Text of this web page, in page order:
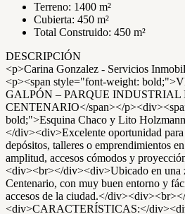
Terreno: 1400 m²
Cubierta: 450 m²
Total Construido: 450 m²
DESCRIPCIÓN
<p>Carina Gonzalez - Servicios
<p><span style="font-weight:
GALPÓN – PARQUE INDUSTRIAL
CENTENARIO</span></
bold;">Esquina Chaco y Lito
</div><div>Excelente oportunidad para
depósitos, talleres o emprendimientos
amplitud, accesos cómodos y
<div><br></div><div>Ubicado en una
Centenario, con muy buen entorno y
accesos de la ciudad.</
<div>CARACTERÍSTICAS:</